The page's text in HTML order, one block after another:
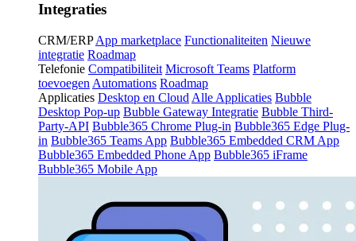
Integraties
CRM/ERP App marketplace Functionaliteiten Nieuwe
integratie Roadmap
Telefonie Compatibiliteit Microsoft Teams Platform
toevoegen Automations Roadmap
Applicaties Desktop en Cloud Alle Applicaties Bubble
Desktop Pop-up Bubble Gateway Integratie Bubble Third-
Party-API Bubble365 Chrome Plug-in Bubble365 Edge Plug-
in Bubble365 Teams App Bubble365 Embedded CRM App
Bubble365 Embedded Phone App Bubble365 iFrame
Bubble365 Mobile App